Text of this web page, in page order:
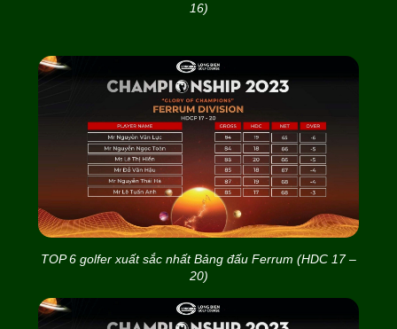
16)
TOP 6 golfer xuất sắc nhất Bảng đấu Ferrum (HDC 17 –
20)